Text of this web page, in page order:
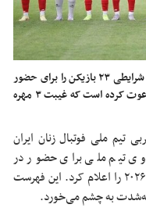
سرمربی تیم ملی فوتبال ایران در شرایطی ۲۳ بازیکن را برای حضور
در مرحله مقدماتی جام ملت‌های فوتبال آسیا دعوت کرده است که غیبت ۳ مهره
تیم ملی فوتبال زنان ایران
تیم ملی برای حضور در
رقابت‌های مرحله انتخابی جام ملت‌های آسیا ۲۰۲۶ را اعلام کرد. این فهرست
به چشم می‌خورد.